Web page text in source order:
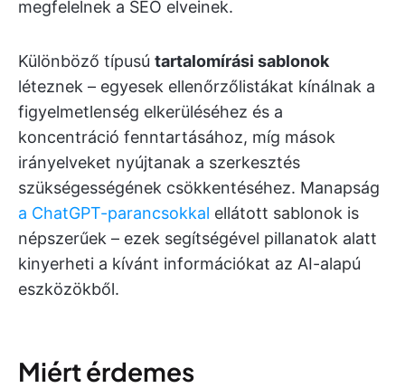
megfelelnek a SEO elveinek.
Különböző típusú tartalomírási sablonok
léteznek – egyesek ellenőrzőlistákat kínálnak a
figyelmetlenség elkerüléséhez és a
koncentráció fenntartásához, míg mások
irányelveket nyújtanak a szerkesztés
szükségességének csökkentéséhez. Manapság
a ChatGPT-parancsokkal ellátott sablonok is
népszerűek – ezek segítségével pillanatok alatt
kinyerheti a kívánt információkat az AI-alapú
eszközökből.
Miért érdemes